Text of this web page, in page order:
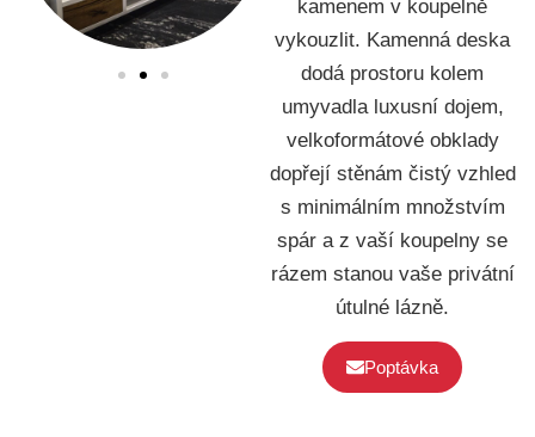
kamenem v koupelně
vykouzlit. Kamenná deska
dodá prostoru kolem
umyvadla luxusní dojem,
velkoformátové obklady
dopřejí stěnám čistý vzhled
s minimálním množstvím
spár a z vaší koupelny se
rázem stanou vaše privátní
útulné lázně.
Poptávka